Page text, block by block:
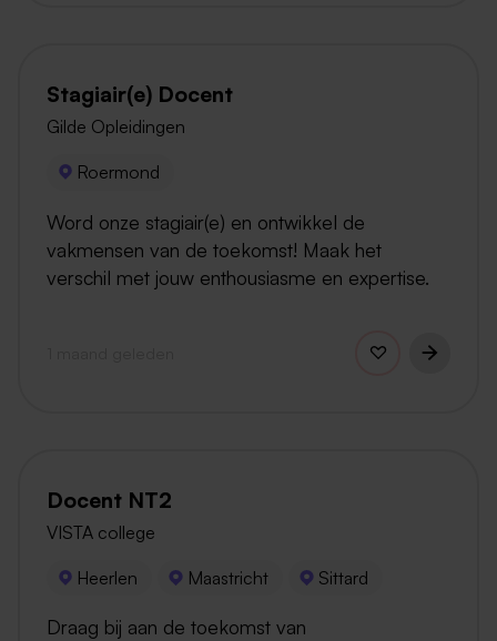
Stagiair(e) Docent
Gilde Opleidingen
Roermond
Word onze stagiair(e) en ontwikkel de
vakmensen van de toekomst! Maak het
verschil met jouw enthousiasme en expertise.
Docent NT2
VISTA college
Heerlen Maastricht Sittard
Draag bij aan de toekomst van